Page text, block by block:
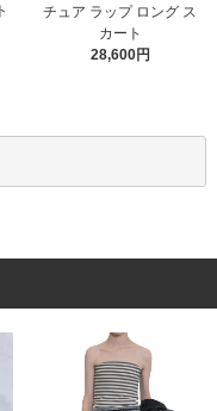
チュア ラップ ロング ス
カート
28,600円